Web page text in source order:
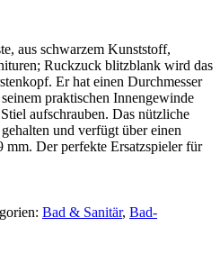
aus schwarzem Kunststoff,
Ruckzuck blitzblank wird das
Er hat einen Durchmesser
praktischen Innengewinde
aufschrauben. Das nützliche
und verfügt über einen
mm. Der perfekte Ersatzspieler für
Bad & Sanitär, Bad-